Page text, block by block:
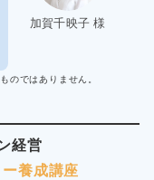
加賀千映子 様
りません。
経営
養成講座